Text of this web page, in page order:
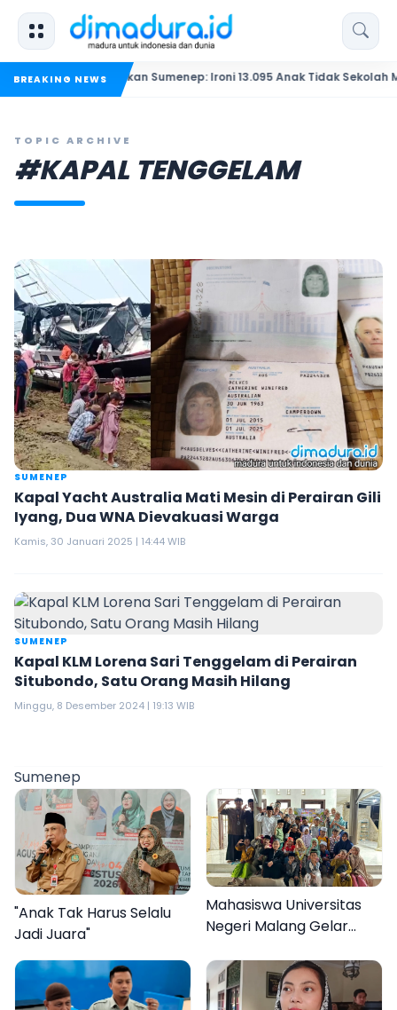
BREAKING NEWS
Pendidikan Sumenep: Ironi 13.095 Anak Tidak Sekolah
TOPIC ARCHIVE
#KAPAL TENGGELAM
SUMENEP
Kapal Yacht Australia Mati Mesin di Perairan Gili
Iyang, Dua WNA Dievakuasi Warga
Kamis, 30 Januari 2025 | 14:44 WIB
SUMENEP
Kapal KLM Lorena Sari Tenggelam di Perairan
Situbondo, Satu Orang Masih Hilang
Minggu, 8 Desember 2024 | 19:13 WIB
Sumenep
"Anak Tak Harus Selalu
Jadi Juara"
Mahasiswa Universitas
Negeri Malang Gelar
Desa Dapenda